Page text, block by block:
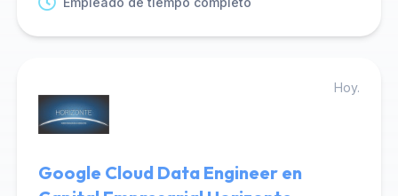
Hoy.
Google Cloud Data Engineer en